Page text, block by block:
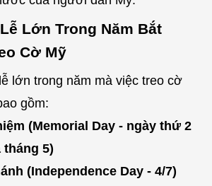
Lớn Trong Năm Bắt
Cờ Mỹ
lớn trong năm mà việc treo cờ
gồm:
(Memorial Day - ngày thứ 2
5)
(Independence Day - 4/7)